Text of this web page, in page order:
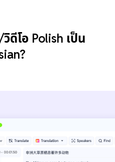
ดีโอ Polish เป็น